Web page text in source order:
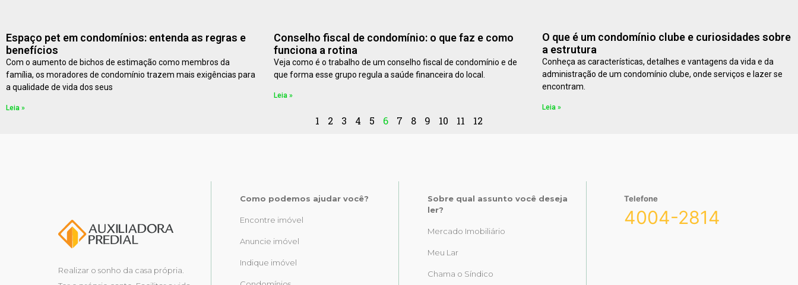
Espaço pet em condomínios: entenda as regras e
benefícios
Com o aumento de bichos de estimação como membros da
família, os moradores de condomínio trazem mais exigências para
a qualidade de vida dos seus
Leia »
Conselho fiscal de condomínio: o que faz e como
funciona a rotina
Veja como é o trabalho de um conselho fiscal de condomínio e de
que forma esse grupo regula a saúde financeira do local.
Leia »
O que é um condomínio clube e curiosidades sobre
a estrutura
Conheça as características, detalhes e vantagens da vida e da
administração de um condomínio clube, onde serviços e lazer se
encontram.
Leia »
1 2 3 4 5 6 7 8 9 10 11 12
Realizar o sonho da casa própria.
Como podemos ajudar você?
Encontre imóvel
Anuncie imóvel
Indique imóvel
Sobre qual assunto você deseja
ler?
Mercado Imobiliário
Meu Lar
Chama o Síndico
Telefone
4004-2814